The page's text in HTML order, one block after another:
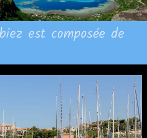
est composée de